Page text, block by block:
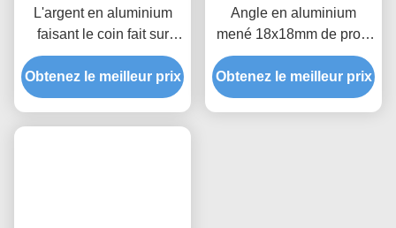
bande de coin de la
Manche avec l'agrafe de
couverture de Pmma
Obtenez le meilleur prix
éclairage d'angle LED
Obtenez le meilleur prix